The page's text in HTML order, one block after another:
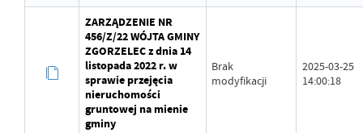
ZARZĄDZENIE NR
456/Z/22 WÓJTA GMINY
ZGORZELEC z dnia 14
listopada 2022 r. w
sprawie przejęcia
nieruchomości
gruntowej na mienie
gminy
Brak
modyfikacji
2025-03-25
14:00:18